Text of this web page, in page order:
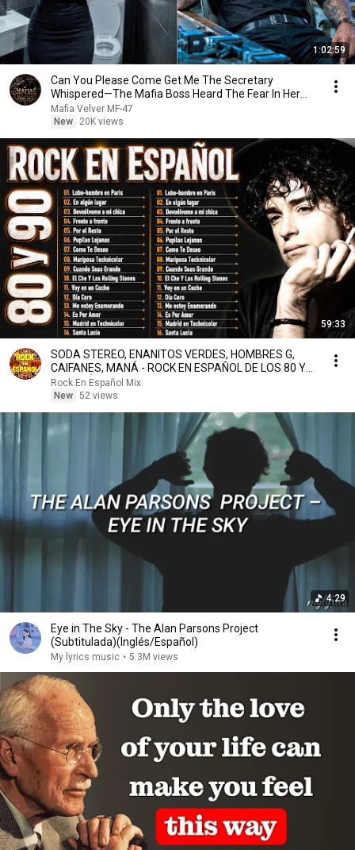
1:02:59
Can You Please Come Get Me The Secretary
Whispered—The Mafia Boss Heard The Fear In Her
Voice
Mafia Velver MF-47
New
20K views
59:33
SODA STEREO, ENANITOS VERDES, HOMBRES G,
CAIFANES, MANÁ - ROCK EN ESPAÑOL DE LOS 80 Y
90 MIX ÉXITOS
Rock En Español Mix
New 52 views
4:29
Eye in The Sky - The Alan Parsons Project
(Subtitulada)(Inglés/Español)
My lyrics music • 5.3M views